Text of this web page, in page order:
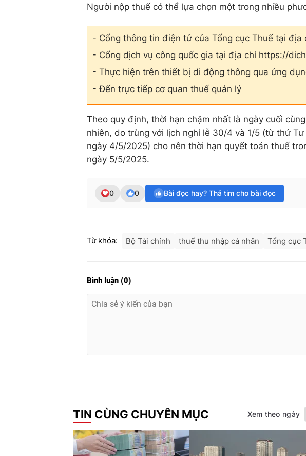
Người nộp thuế có thể lựa chọn một trong nhiều
- Cổng thông tin điện tử của Tổng cục Thuế tại
- Cổng dịch vụ công quốc gia tại địa chỉ https://
- Thực hiện trên thiết bị di động thông qua ứng
- Đến trực tiếp cơ quan thuế quản lý
Theo quy định, thời hạn chậm nhất là ngày cuối
nhiên, do trùng với lịch nghỉ lễ 30/4 và 1/5 (từ thứ
ngày 4/5/2025) cho nên thời hạn quyết toán thuế
ngày 5/5/2025.
0 0 Bài đọc hay? Thả tim cho bài đọc
Từ khóa: Bộ Tài chính thuế thu nhập cá nhân Tổng cục
Bình luận (0)
TIN CÙNG CHUYÊN MỤC Xem theo ngày